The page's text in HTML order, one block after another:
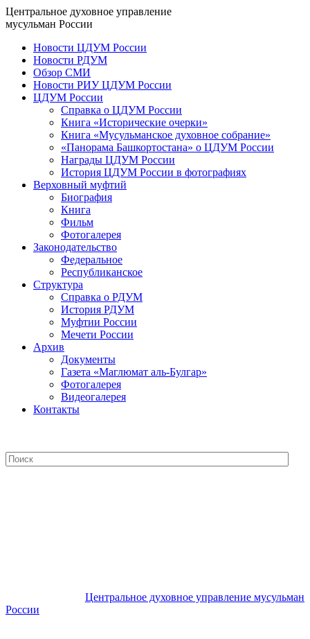
Центральное духовное управление
мусульман России
Новости ЦДУМ России
Новости РДУМ
Обзор СМИ
Новости РИУ ЦДУМ России
ЦДУМ России
Справка о ЦДУМ России
Книга «Исторические очерки»
Книга «Мусульманское духовное собрание»
«Панорама Башкортостана» о ЦДУМ России
Награды ЦДУМ России
История ЦДУМ России в фотографиях
Верховный муфтий
Биография
Книга
Фильм
Фотогалерея
Законодательство
Федеральное
Республиканское
Структура
Справка о РДУМ
История РДУМ
Муфтии России
Мечети России
Архив
Документы
Газета «Маглюмат аль-Булгар»
Фотогалерея
Видеогалерея
Контакты
Центральное духовное управление мусульман
России